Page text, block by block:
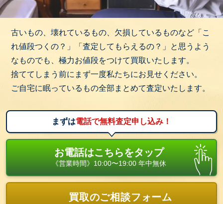
古いもの、壊れているもの、欠損しているものなど「こ
れ値段つくの？」「査定してもらえるの？」と思うよう
なものでも、極力お値段をつけて買取いたします。
捨ててしまう前にまず一度私たちにお見せください。
ご自宅に眠っているもの全部まとめて査定いたします。
まずは電話で無料査定申し込み！
お電話はこちらをタップ
《営業時間》10:00〜19:00 年中無休
買取のご相談フォーム